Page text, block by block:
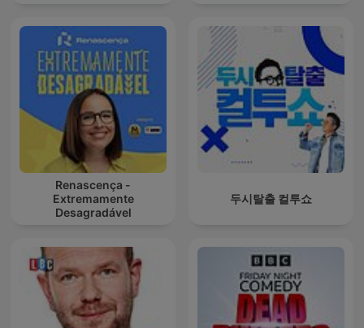
Renascença -
Extremamente
Desagradável
두시탈출 컬투쇼